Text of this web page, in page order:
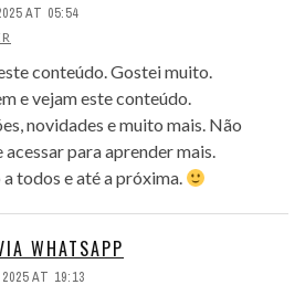
AT 05:54
conteúdo. Gostei muito.
e vejam este conteúdo.
novidades e muito mais. Não
acessar para aprender mais.
todos e até a próxima.
WHATSAPP
AT 19:13